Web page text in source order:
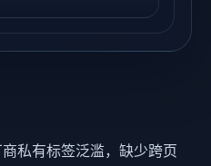
私有标签泛滥，缺少跨页